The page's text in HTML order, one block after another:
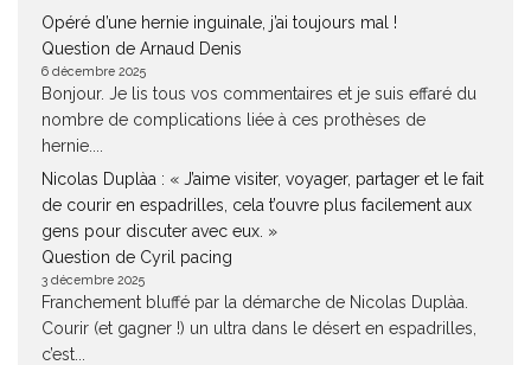
Opéré d’une hernie inguinale, j’ai toujours mal !
Question de Arnaud Denis
6 décembre 2025
Bonjour. Je lis tous vos commentaires et je suis effaré du
nombre de complications liée à ces prothèses de
hernie....
Nicolas Duplàa : « J’aime visiter, voyager, partager et le fait
de courir en espadrilles, cela t’ouvre plus facilement aux
gens pour discuter avec eux. »
Question de Cyril pacing
3 décembre 2025
Franchement bluffé par la démarche de Nicolas Duplàa.
Courir (et gagner !) un ultra dans le désert en espadrilles,
c’est...